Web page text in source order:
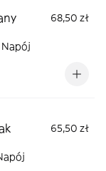
68,50 zł
Napój
65,50 zł